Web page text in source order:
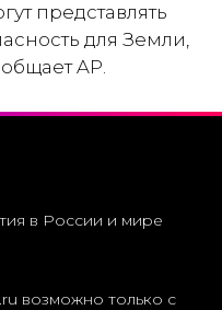
представлять
для Земли,
AP.
в России и мире
возможно только с